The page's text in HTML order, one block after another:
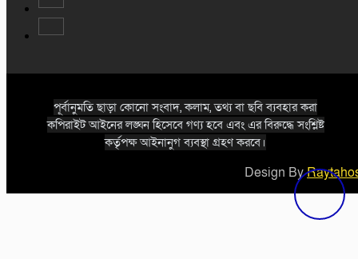
পূর্বানুমতি ছাড়া কোনো সংবাদ, কলাম, তথ্য বা ছবি ব্যবহার করা
কপিরাইট আইনের লঙ্ঘন হিসেবে গণ্য হবে এবং এর বিরুদ্ধে সংশ্লিষ্ট
কর্তৃপক্ষ আইনানুগ ব্যবস্থা গ্রহণ করবে।
Design By